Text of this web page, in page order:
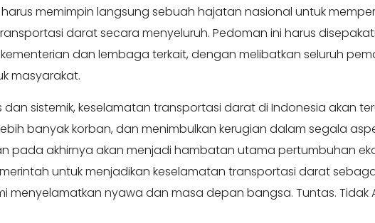
memimpin langsung sebuah hajatan nasional untuk
darat secara menyeluruh. Pedoman ini harus
dan lembaga terkait, dengan melibatkan seluruh
masyarakat.
sistemik, keselamatan transportasi darat di Indonesia akan
banyak korban, dan menimbulkan kerugian dalam segala
pada akhirnya akan menjadi hambatan utama pertumbuhan
untuk menjadikan keselamatan transportasi darat
menyelamatkan nyawa dan masa depan bangsa. Tuntas. Tidak